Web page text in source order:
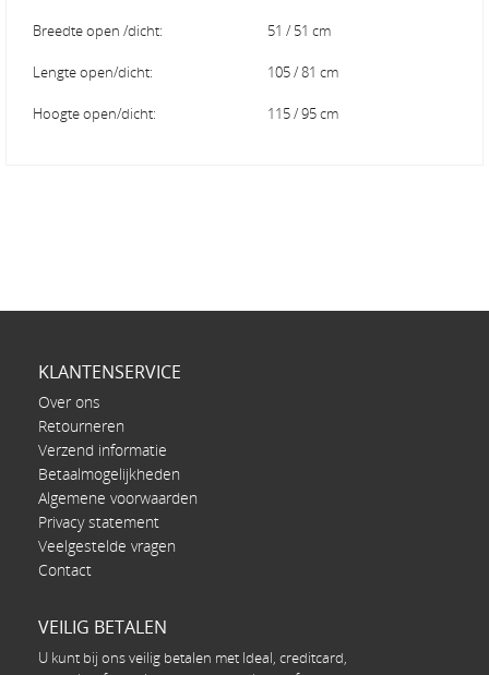
Breedte open /dicht: 51 / 51 cm
Lengte open/dicht: 105 / 81 cm
Hoogte open/dicht: 115 / 95 cm
KLANTENSERVICE
Over ons
Retourneren
Verzend informatie
Betaalmogelijkheden
Algemene voorwaarden
Privacy statement
Veelgestelde vragen
Contact
VEILIG BETALEN
U kunt bij ons veilig betalen met Ideal, creditcard,